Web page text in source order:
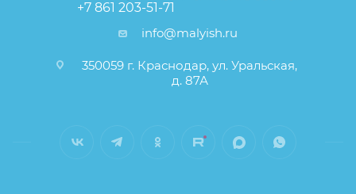
+7 861 203-51-71
info@malyish.ru
350059 г. Краснодар, ул. Уральская,
д. 87А